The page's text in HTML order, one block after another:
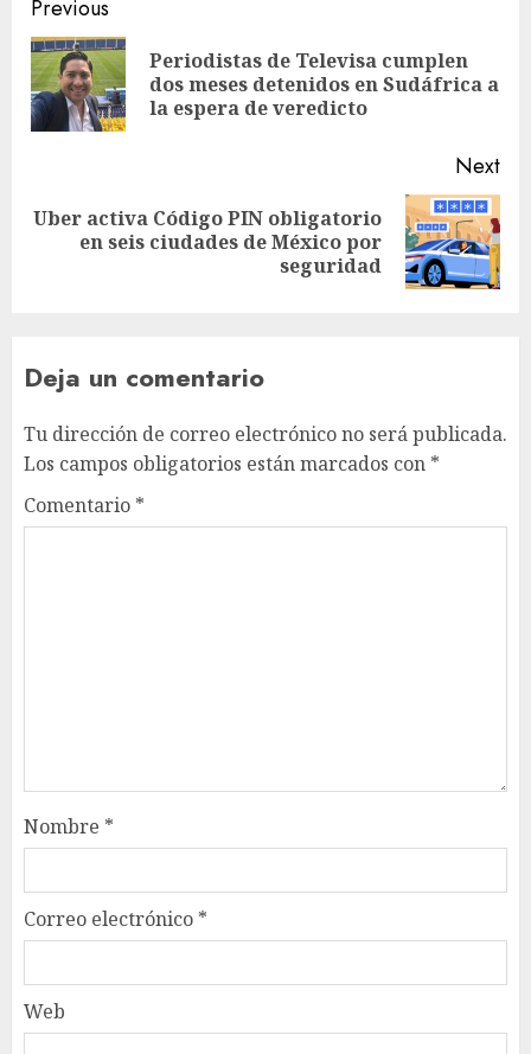
Previous
Periodistas de Televisa cumplen
dos meses detenidos en Sudáfrica a
la espera de veredicto
Next
Uber activa Código PIN obligatorio
en seis ciudades de México por
seguridad
Deja un comentario
Tu dirección de correo electrónico no será publicada.
Los campos obligatorios están marcados con *
Comentario *
Nombre *
Correo electrónico *
Web